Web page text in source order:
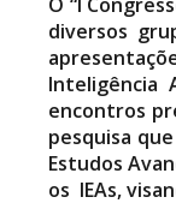
diversos
Inteligência
encontros
pesquisa
Estudos
os IEAs,